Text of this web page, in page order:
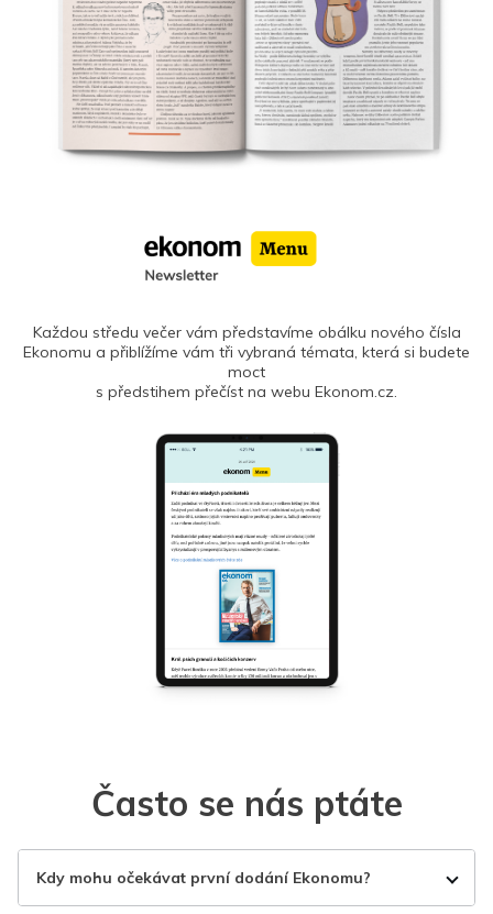
Každou středu večer vám představíme obálku nového čísla
Ekonomu a přiblížíme vám tři vybraná témata, která si budete
moct
s předstihem přečíst na webu Ekonom.cz.
Často se nás ptáte
Kdy mohu očekávat první dodání Ekonomu?